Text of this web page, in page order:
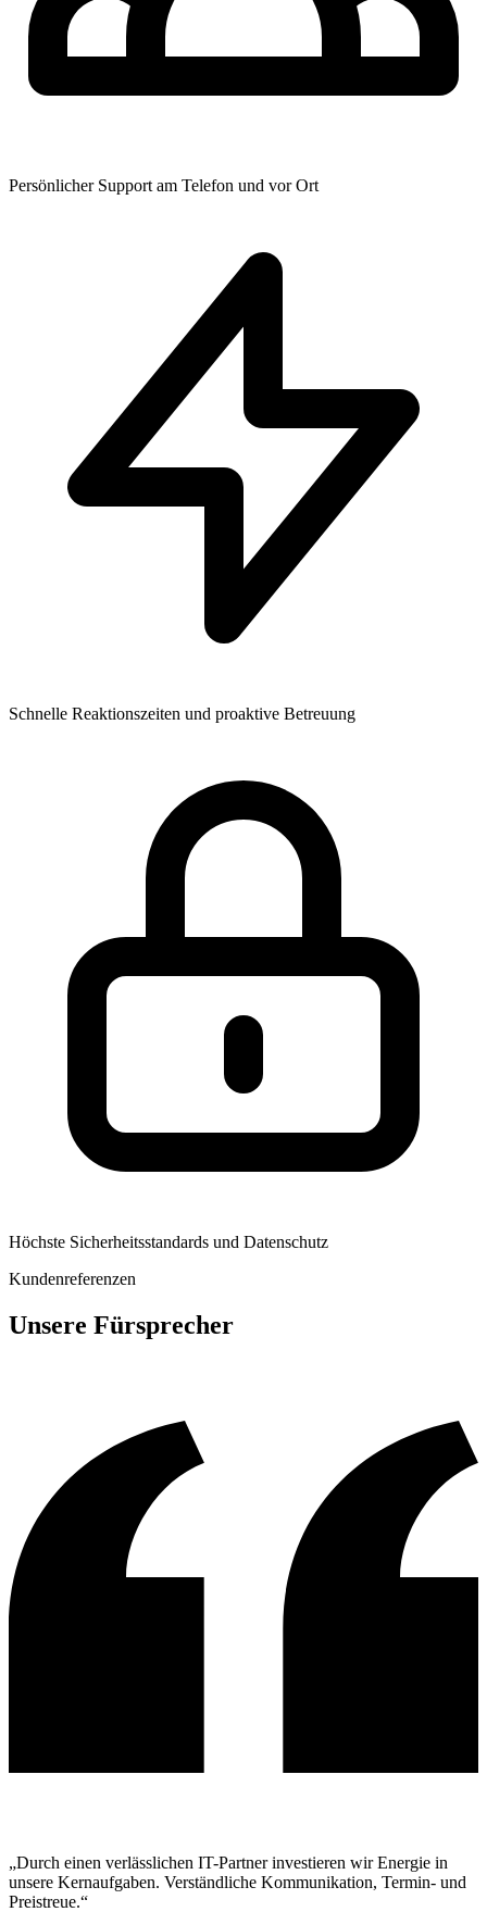
Persönlicher Support am Telefon und vor Ort
Schnelle Reaktionszeiten und proaktive Betreuung
Höchste Sicherheitsstandards und Datenschutz
Kundenreferenzen
Unsere Fürsprecher
„Durch einen verlässlichen IT-Partner investieren wir Energie in
unsere Kernaufgaben. Verständliche Kommunikation, Termin- und
Preistreue.“